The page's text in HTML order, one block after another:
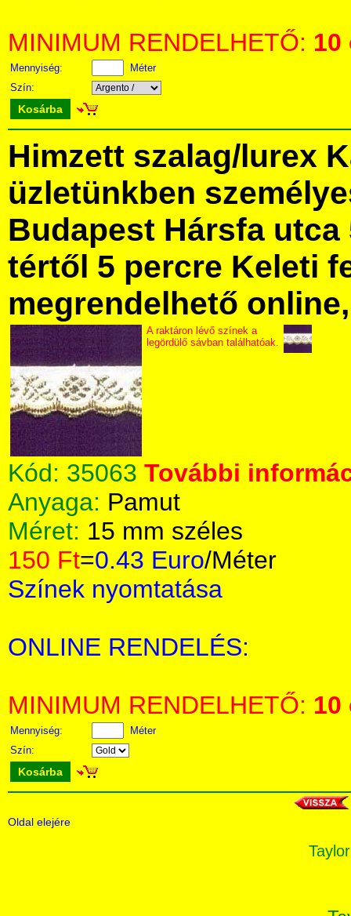
MINIMUM RENDELHETŐ: 10
Mennyiség:
Méter
Szín:
Kosárba
Himzett szalag/lurex
üzletünkben
Budapest Hársfa utca
tértől 5 percre Keleti
megrendelhető
A raktáron lévő színek a
legördülő sávban találhatóak.
Kód: 35063 További
Anyaga: Pamut
Méret: 15 mm széles
150 Ft=0.43 Euro/Méter
Színek nyomtatása
ONLINE RENDELÉS:
MINIMUM RENDELHETŐ: 10
Mennyiség:
Méter
Szín:
Kosárba
Oldal elejére